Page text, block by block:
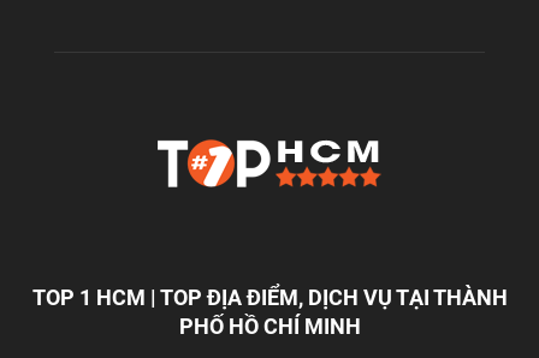
TOP 1 HCM | TOP ĐỊA ĐIỂM, DỊCH VỤ TẠI THÀNH
PHỐ HỒ CHÍ MINH